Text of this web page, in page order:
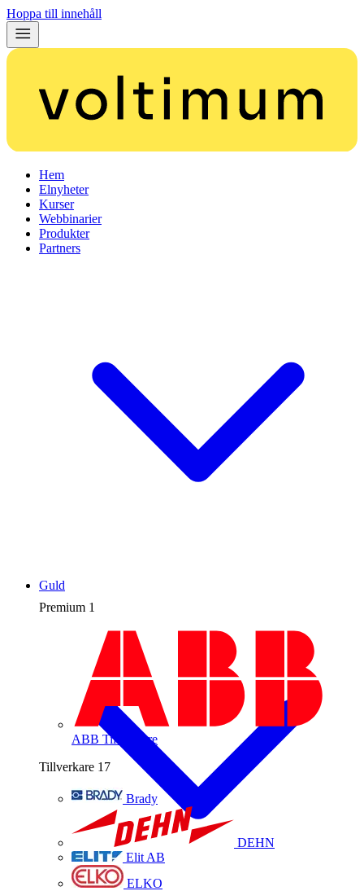
Hoppa till innehåll
Hem
Elnyheter
Kurser
Webbinarier
Produkter
Partners
Premium 1
ABB Tillverkare
Tillverkare 17
Brady
DEHN
Elit AB
ELKO
Guld